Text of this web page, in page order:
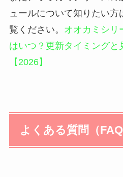
ュールについて知りたい
覧ください。 オオカミシリ
はいつ？更新タイミングと
【2026】
よくある質問（FAQ